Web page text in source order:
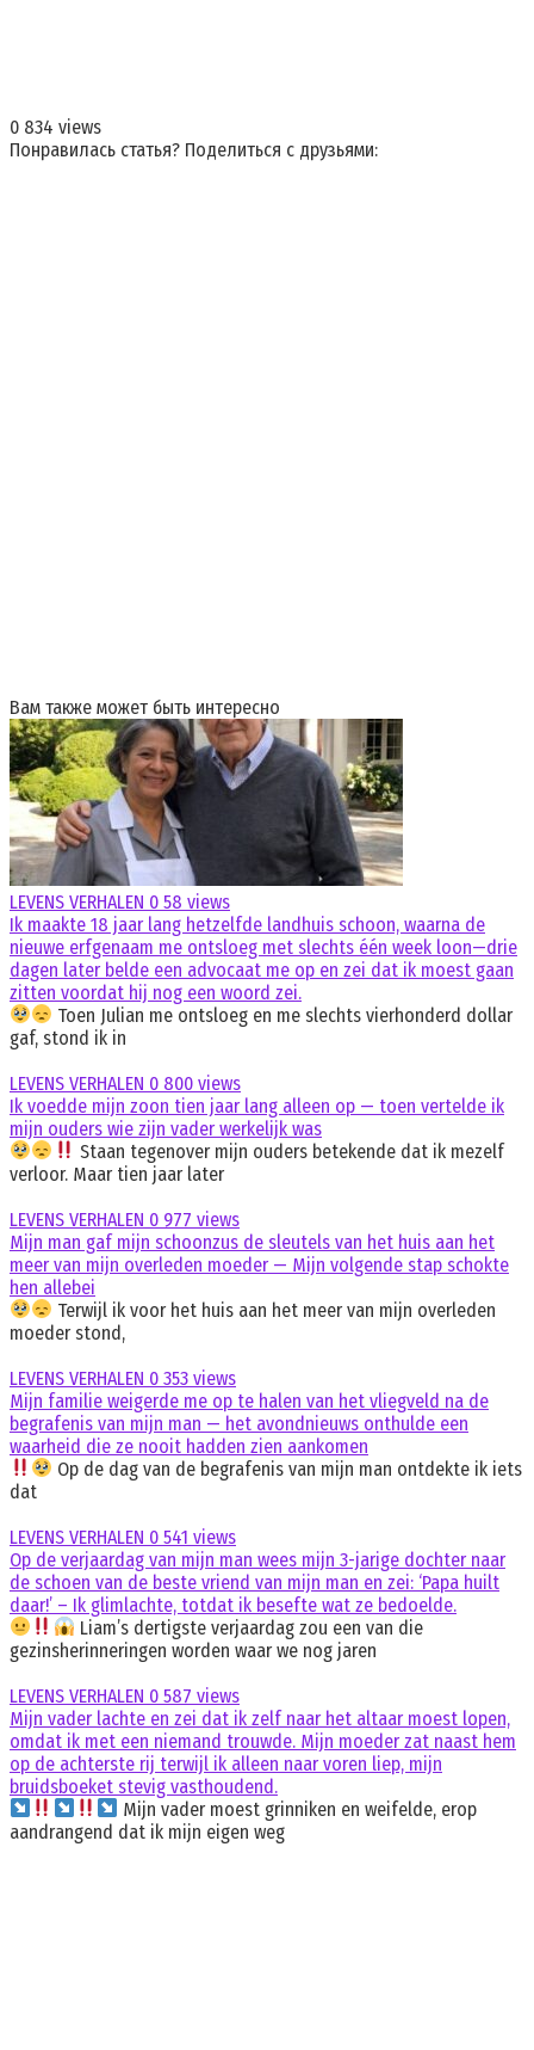
0 834 views
Понравилась статья? Поделиться с друзьями:
Вам также может быть интересно
LEVENS VERHALEN 0 58 views
Ik maakte 18 jaar lang hetzelfde landhuis schoon, waarna de
nieuwe erfgenaam me ontsloeg met slechts één week loon—drie
dagen later belde een advocaat me op en zei dat ik moest gaan
zitten voordat hij nog een woord zei.
Toen Julian me ontsloeg en me slechts vierhonderd dollar
gaf, stond ik in
LEVENS VERHALEN 0 800 views
Ik voedde mijn zoon tien jaar lang alleen op — toen vertelde ik
mijn ouders wie zijn vader werkelijk was
Staan tegenover mijn ouders betekende dat ik mezelf
verloor. Maar tien jaar later
LEVENS VERHALEN 0 977 views
Mijn man gaf mijn schoonzus de sleutels van het huis aan het
meer van mijn overleden moeder — Mijn volgende stap schokte
hen allebei
Terwijl ik voor het huis aan het meer van mijn overleden
moeder stond,
LEVENS VERHALEN 0 353 views
Mijn familie weigerde me op te halen van het vliegveld na de
begrafenis van mijn man — het avondnieuws onthulde een
waarheid die ze nooit hadden zien aankomen
Op de dag van de begrafenis van mijn man ontdekte ik iets
dat
LEVENS VERHALEN 0 541 views
Op de verjaardag van mijn man wees mijn 3-jarige dochter naar
de schoen van de beste vriend van mijn man en zei: ‘Papa huilt
daar!’ – Ik glimlachte, totdat ik besefte wat ze bedoelde.
Liam’s dertigste verjaardag zou een van die
gezinsherinneringen worden waar we nog jaren
LEVENS VERHALEN 0 587 views
Mijn vader lachte en zei dat ik zelf naar het altaar moest lopen,
omdat ik met een niemand trouwde. Mijn moeder zat naast hem
op de achterste rij terwijl ik alleen naar voren liep, mijn
bruidsboeket stevig vasthoudend.
Mijn vader moest grinniken en weifelde, erop
aandrangend dat ik mijn eigen weg